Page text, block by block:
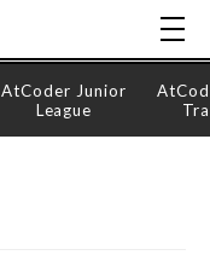
AtCoder Junior
League